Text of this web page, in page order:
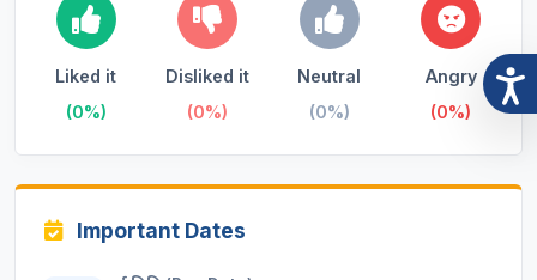
Liked it
(0%)
Disliked it
(0%)
Neutral
(0%)
Angry
(0%)
Important Dates